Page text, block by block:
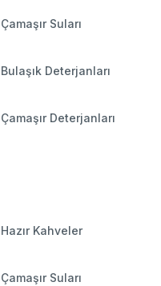
Çamaşır Suları
Bulaşık Deterjanları
Çamaşır Deterjanları
Hazır Kahveler
Çamaşır Suları